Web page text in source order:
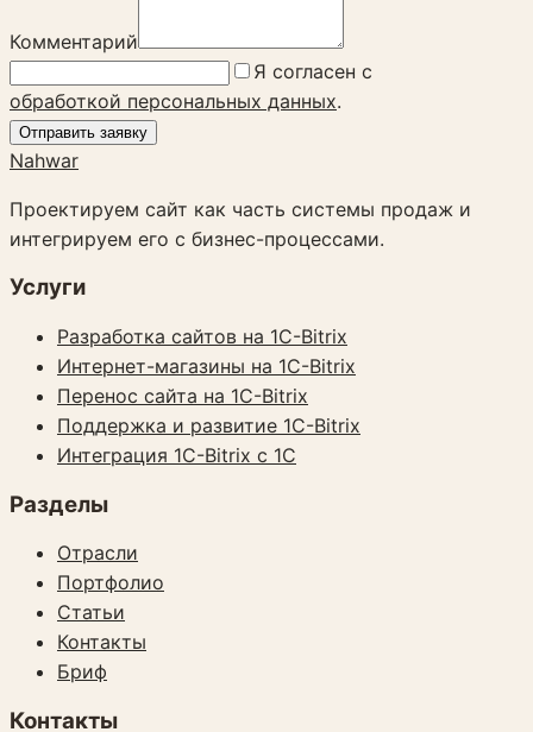
Комментарий
Я согласен с
обработкой персональных данных.
Отправить заявку
Nahwar
Проектируем сайт как часть системы продаж и
интегрируем его с бизнес-процессами.
Услуги
Разработка сайтов на 1C-Bitrix
Интернет-магазины на 1C-Bitrix
Перенос сайта на 1C-Bitrix
Поддержка и развитие 1C-Bitrix
Интеграция 1C-Bitrix с 1С
Разделы
Отрасли
Портфолио
Статьи
Контакты
Бриф
Контакты